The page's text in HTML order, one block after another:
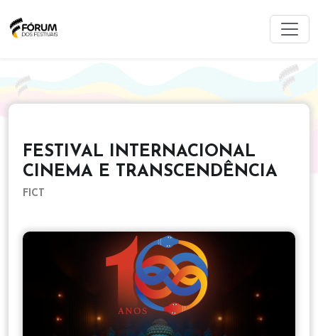
FESTIVAL INTERNACIONAL
CINEMA E TRANSCENDÊNCIA
FICT